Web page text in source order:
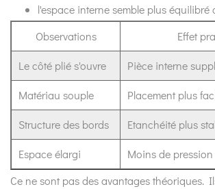
réduit
lors
la
manipulation
?
7
Pourquoi
le
comportement
l'espace interne semble plus équilibré
Observations
Effet
Le côté plié s'ouvre Pièce interne
Matériau souple Placement plus
Structure des bords Etanchéité plus
Espace élargi
Moins de
Ce ne sont pas des avantages théoriques.